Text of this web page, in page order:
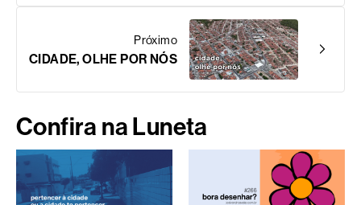
Próximo
CIDADE, OLHE POR NÓS
Confira na Luneta